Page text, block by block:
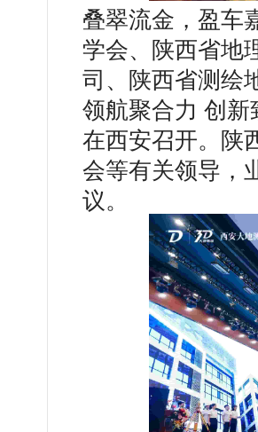
叠翠流金，盈车
学会、陕西省地
司、陕西省测绘
领航聚合力 创
在西安召开。陕
会等有关领导，
议。